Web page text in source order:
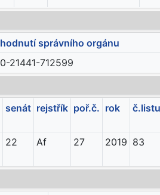
správního orgánu
21441-712599
senát rejstřík poř.č. rok č.listu
22 Af 27 2019 83